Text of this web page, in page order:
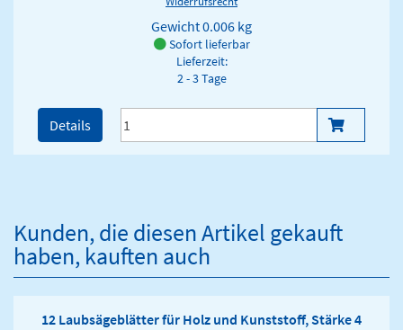
Gewicht0.006 kg
Sofort lieferbar
Lieferzeit:
2 - 3 Tage
Details
Kunden, die diesen Artikel gekauft
haben, kauften auch
12 Laubsägeblätter für Holz und Kunststoff, Stärke 4